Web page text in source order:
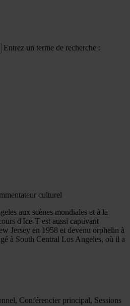
Entrez un terme de recherche :
culturel
aux scènes mondiales et à la
d'Ice-T est aussi captivant
Jersey en 1958 et devenu orphelin à
à South Central Los Angeles, où il a
Conférencier principal, Sessions